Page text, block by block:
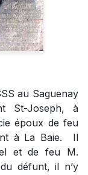
au Saguenay
St-Joseph, à
époux de feu
à La Baie. Il
et de feu M.
défunt, il n’y